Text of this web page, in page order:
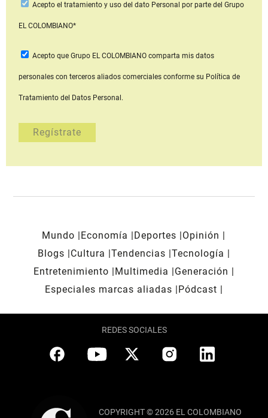
Acepto el tratamiento y uso del dato Personal por parte del Grupo
EL COLOMBIANO*
Acepto que Grupo EL COLOMBIANOcomparta mis datos
personales con terceros aliados comerciales conforme su Política de
Tratamiento del Datos Personal.
Mundo Economía Deportes
Opinión
Blogs
Cultura Tendencias Tecnología
Entretenimiento
Multimedia
Generación
Especiales marcas aliadas
Pódcast
REDES SOCIALES
COPYRIGHT © 2026 EL COLOMBIANO